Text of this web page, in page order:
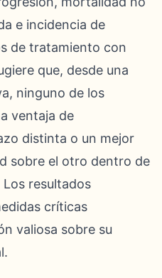
e incidencia de
de tratamiento con
que, desde una
ninguno de los
ventaja de
distinta o un mejor
sobre el otro dentro de
resultados
críticas
valiosa sobre su